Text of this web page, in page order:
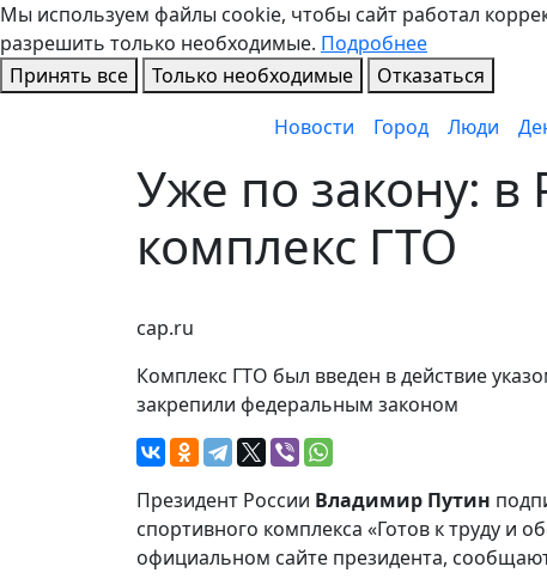
Мы используем файлы cookie, чтобы сайт работал
разрешить только необходимые. Подробнее
Принять все
Только необходимые
Отказаться
Новости
Город Люди
Уже по закону: в
комплекс ГТО
cap.ru
Комплекс ГТО был введен в действие
закрепили федеральным законом
Президент России Владимир Путин
спортивного комплекса «Готов к труду и
официальном сайте президента,